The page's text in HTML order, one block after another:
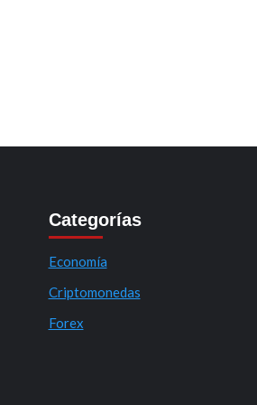
Categorías
Economía
Criptomonedas
Forex